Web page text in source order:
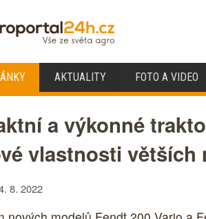
AKTUALITY FOTO A VIDEO
a výkonné
vlastnosti větších
8. 2022